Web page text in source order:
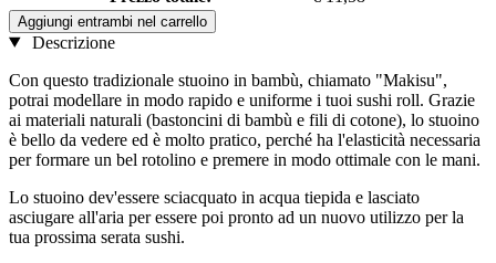
Aggiungi entrambi nel carrello
Descrizione
Con questo tradizionale stuoino in bambù, chiamato "Makisu",
potrai modellare in modo rapido e uniforme i tuoi sushi roll. Grazie
ai materiali naturali (bastoncini di bambù e fili di cotone), lo stuoino
è bello da vedere ed è molto pratico, perché ha l'elasticità necessaria
per formare un bel rotolino e premere in modo ottimale con le mani.
Lo stuoino dev'essere sciacquato in acqua tiepida e lasciato
asciugare all'aria per essere poi pronto ad un nuovo utilizzo per la
tua prossima serata sushi.